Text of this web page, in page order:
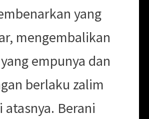
yang
mengembalikan
empunya dan
berlaku zalim
atasnya. Berani